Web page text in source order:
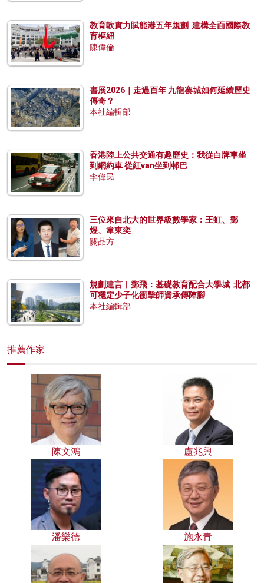
教育軟實力賦能港五年規劃 建構全面國際教
育樞紐
陳偉倫
書展2026｜走過百年 九龍寨城如何延續歷史
傳奇？
本社編輯部
香港陸上公共交通有趣歷史：我從白牌車坐
到網約車 從紅van坐到邨巴
李偉民
三位來自北大的世界級數學家：王虹、鄧
煜、韋東奕
關品方
規劃建言︱鄧飛：基礎教育配合大學城 北都
可穩定少子化衝擊師資承傳陣腳
本社編輯部
推薦作家
陳文鴻 盧兆興
潘樂德 施永青